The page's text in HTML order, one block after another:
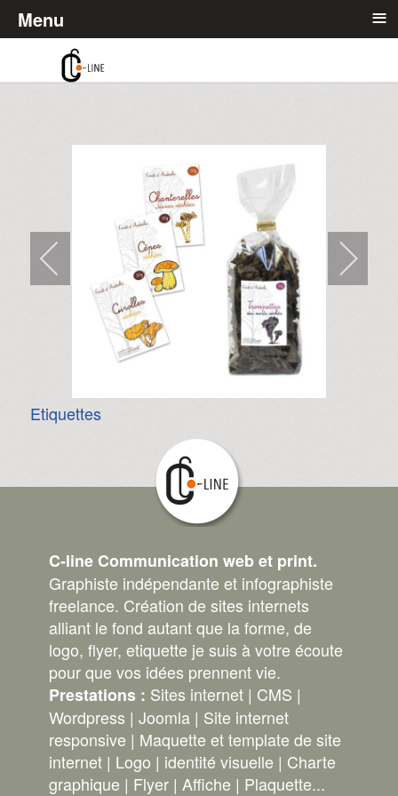
Etiquettes
C-line Communication web et print.
Graphiste indépendante et infographiste
freelance. Création de sites internets
alliant le fond autant que la forme, de
logo, flyer, etiquette je suis à votre écoute
pour que vos idées prennent vie.
Prestations : Sites internet | CMS |
Wordpress | Joomla | Site internet
responsive | Maquette et template de site
internet | Logo | identité visuelle | Charte
graphique | Flyer | Affiche | Plaquette...
Menu ≡